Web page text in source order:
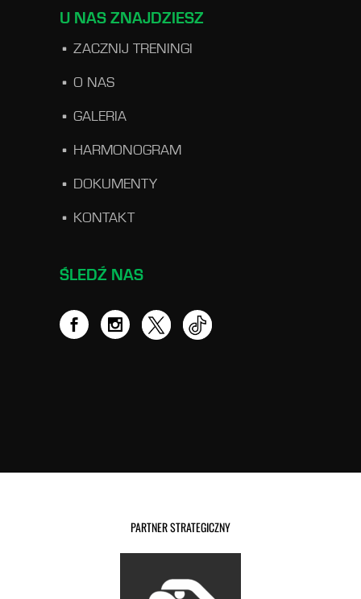
U NAS ZNAJDZIESZ
ZACZNIJ TRENINGI
O NAS
GALERIA
HARMONOGRAM
DOKUMENTY
KONTAKT
ŚLEDŹ NAS
PARTNER STRATEGICZNY